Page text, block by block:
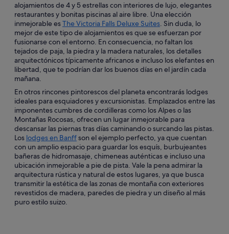
alojamientos de 4 y 5 estrellas con interiores de lujo, elegantes
restaurantes y bonitas piscinas al aire libre. Una elección
inmejorable esThe Victoria Falls Deluxe Suites. Sin duda, lo
mejor de este tipo de alojamientos es que se esfuerzan por
fusionarse con el entorno. En consecuencia, no faltan los
tejados de paja, la piedra y la madera naturales, los detalles
arquitectónicos típicamente africanos e incluso los elefantes en
libertad, que te podrían dar los buenos días en el jardín cada
mañana.
En otros rincones pintorescos del planeta encontrarás lodges
ideales para esquiadores y excursionistas. Emplazados entre las
imponentes cumbres de cordilleras como los Alpes o las
Montañas Rocosas, ofrecen un lugar inmejorable para
descansar las piernas tras días caminando o surcando las pistas.
Los lodges en Banffson el ejemplo perfecto, ya que cuentan
con un amplio espacio para guardar los esquís, burbujeantes
bañeras de hidromasaje, chimeneas auténticas e incluso una
ubicación inmejorable a pie de pista. Vale la pena admirar la
arquitectura rústica y natural de estos lugares, ya que busca
transmitir la estética de las zonas de montaña con exteriores
revestidos de madera, paredes de piedra y un diseño al más
puro estilo suizo.